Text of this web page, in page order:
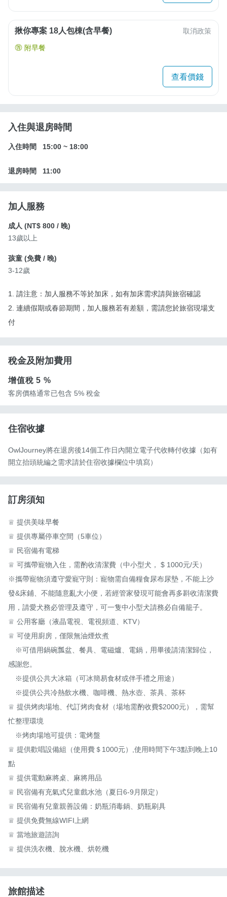
揪你專案 18人包棟(含早餐) 取消政策
附早餐
查看價錢
入住與退房時間
入住時間 15:00 ~ 18:00
退房時間 11:00
加人服務
成人 (NT$ 800 / 晚)
13歲以上
孩童 (免費 / 晚)
3-12歲
1. 請注意：加人服務不等於加床，如有加床需求請與旅宿確認
2. 連續假期或春節期間，加人服務若有差額，需請您於旅宿現場支
付
稅金及附加費用
增值稅5 %
客房價格通常已包含 5% 稅金
住宿收據
OwlJourney將在退房後14個工作日內開立電子代收轉付收據（如有
開立抬頭統編之需求請於住宿收據欄位中填寫）
訂房須知
♕ 提供美味早餐
♕ 提供專屬停車空間（5車位）
♕ 民宿備有電梯
♕ 可攜帶寵物入住，需酌收清潔費（中小型犬， $ 1000元/天）
※攜帶寵物須遵守愛寵守則：寵物需自備糧食尿布尿墊，不能上沙
發&床鋪、不能隨意亂大小便，若經管家發現可能會再多斟收清潔費
用，請愛犬務必管理及遵守，可一隻中小型犬請務必自備籠子。
♕ 公用客廳（液晶電視、電視頻道、KTV）
♕ 可使用廚房，僅限無油煙炊煮
※可借用鍋碗瓢盆、餐具、電磁爐、電鍋，用畢後請清潔歸位，
感謝您。
※提供公共大冰箱（可冰簡易食材或伴手禮之用途）
※提供公共冷熱飲水機、咖啡機、熱水壺、茶具、茶杯
♕ 提供烤肉場地、代訂烤肉食材（場地需酌收費$2000元），需幫
忙整理環境
※烤肉場地可提供：電烤盤
♕ 提供歡唱設備組（使用費＄1000元）,使用時間下午3點到晚上10
點
♕ 提供電動麻將桌、麻將用品
♕ 民宿備有充氣式兒童戲水池（夏日6-9月限定）
♕ 民宿備有兒童親善設備：奶瓶消毒鍋、奶瓶刷具
♕ 提供免費無線WIFI上網
♕ 當地旅遊諮詢
♕ 提供洗衣機、脫水機、烘乾機
旅館描述